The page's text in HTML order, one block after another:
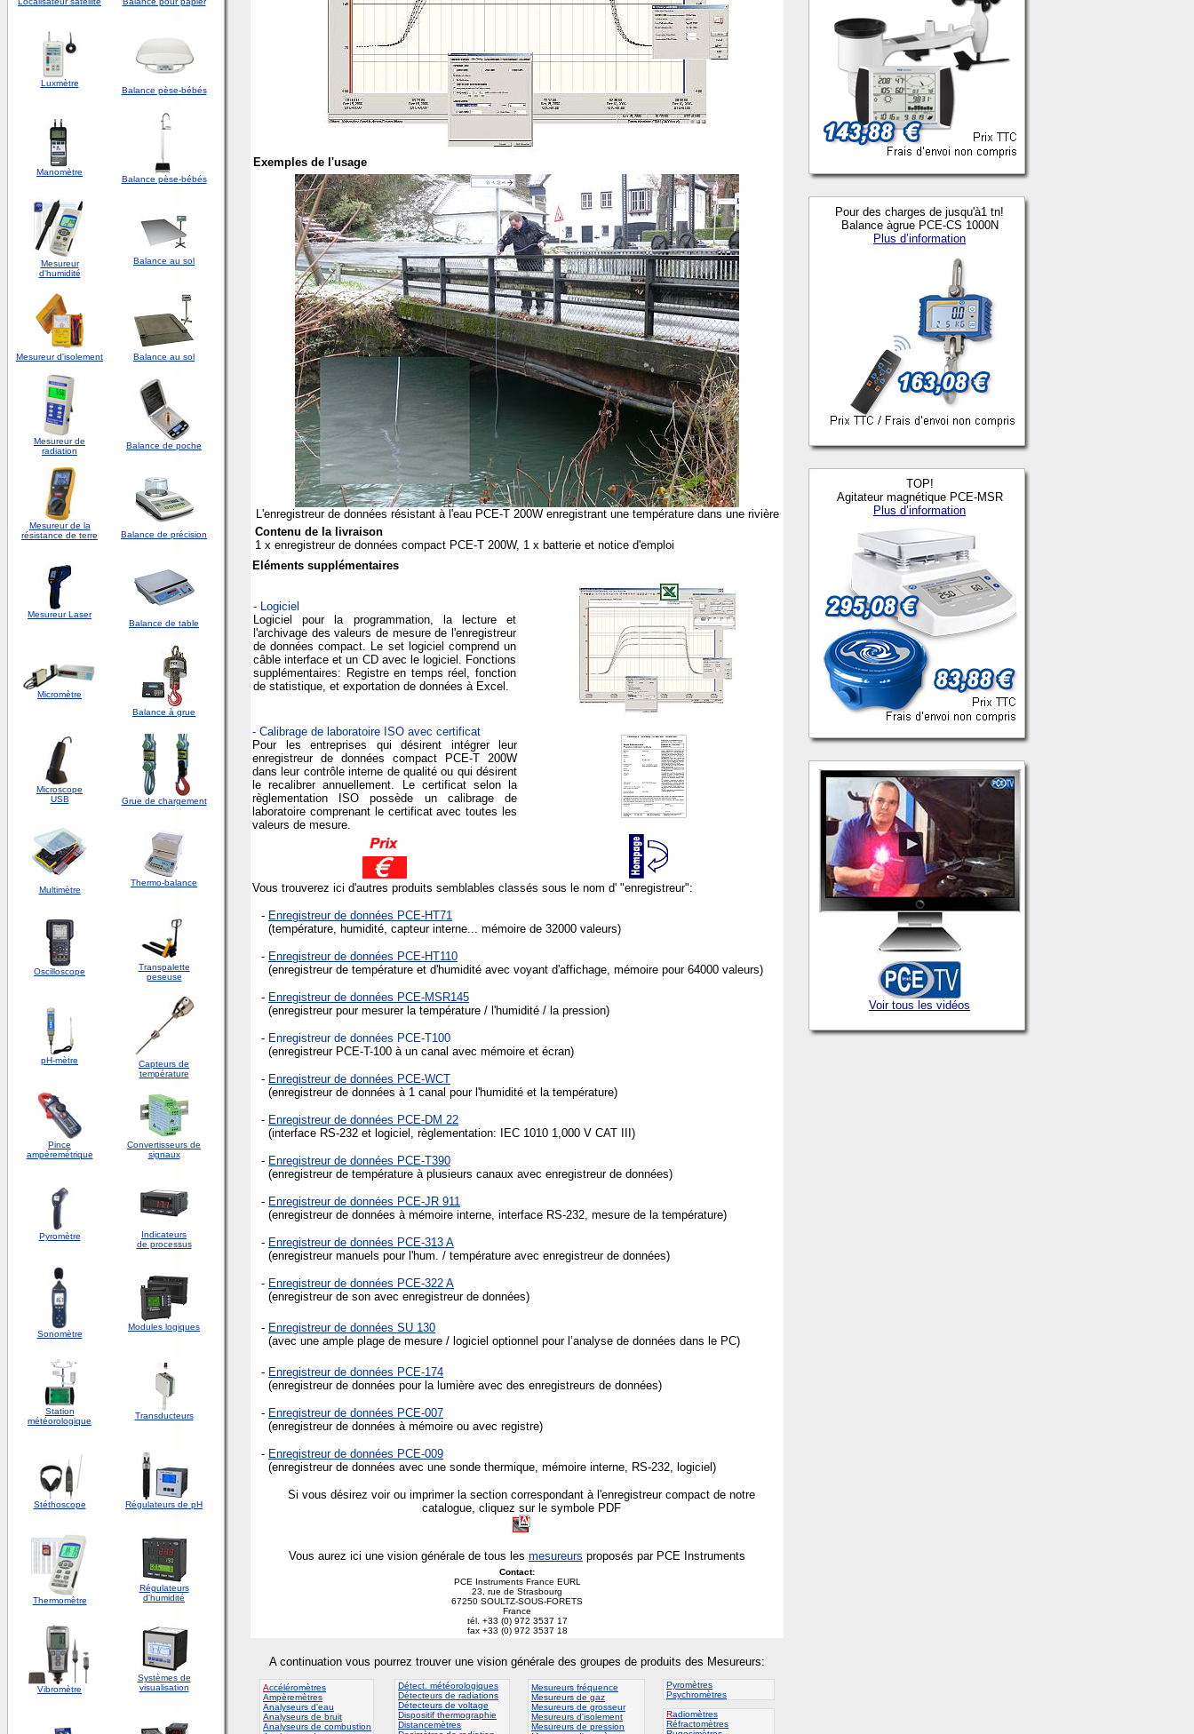
Luxmètre
Balance pèse-bébés
Manomètre
Balance pèse-bébés
Mesureur
d'humidité
Balance au sol
Mesureur d'isolement Balance au sol
Mesureur de
radiation
Balance de poche
Mesureur de la
résistance de terre
Balance de précision
Mesureur Laser
Balance de table
Micromètre
Balance à grue
Microscope
USB
Grue de chargement
Multimètre
Thermo-balance
Oscilloscope
Transpalette
peseuse
pH-mètre
Capteurs de
température
Pince
ampèremétrique
Convertisseurs de
signaux
Pyromètre
Indicateurs
de processus
Sonomètre
Modules logiques
Station
météorologique
Transducteurs
Stéthoscope Régulateurs de pH
Thermomètre
Régulateurs
d'humidité
Vibromètre
Systèmes de
visualisation
Exemples de l'usage
L'enregistreur de données résistant à l'eau PCE-T 200W enregistrant une température dans une rivière
Contenu de la livraison
1 x enregistreur de données compact PCE-T 200W, 1 x batterie et notice d'emploi
Eléments supplémentaires
- Logiciel
Logiciel pour la programmation, la lecture et
l'archivage des valeurs de mesure de l'enregistreur
de données compact. Le set logiciel comprend un
câble interface et un CD avec le logiciel. Fonctions
supplémentaires: Registre en temps réel, fonction
de statistique, et exportation de données à Excel.
- Calibrage de laboratoire ISO avec certificat
Pour les entreprises qui désirent intégrer leur
enregistreur de données compact PCE-T 200W
dans leur contrôle interne de qualité ou qui désirent
le recalibrer annuellement. Le certificat selon la
règlementation ISO possède un calibrage de
laboratoire comprenant le certificat avec toutes les
valeurs de mesure.
Vous trouverez ici d'autres produits semblables classés sous le nom d' "enregistreur":
- Enregistreur de données PCE-HT71
(température, humidité, capteur interne... mémoire de 32000 valeurs)
- Enregistreur de données PCE-HT110
(enregistreur de température et d'humidité avec voyant d'affichage, mémoire pour 64000 valeurs)
- Enregistreur de données PCE-MSR145
(enregistreur pour mesurer la température / l'humidité / la pression)
- Enregistreur de données PCE-T100
(enregistreur PCE-T-100 à un canal avec mémoire et écran)
- Enregistreur de données PCE-WCT
(enregistreur de données à 1 canal pour l'humidité et la température)
- Enregistreur de données PCE-DM 22
(interface RS-232 et logiciel, règlementation: IEC 1010 1,000 V CAT III)
- Enregistreur de données PCE-T390
(enregistreur de température à plusieurs canaux avec enregistreur de données)
- Enregistreur de données PCE-JR 911
(enregistreur de données à mémoire interne, interface RS-232, mesure de la température)
- Enregistreur de données PCE-313 A
(enregistreur manuels pour l'hum. / température avec enregistreur de données)
- Enregistreur de données PCE-322 A
(enregistreur de son avec enregistreur de données)
- Enregistreur de données SU 130
(avec une ample plage de mesure / logiciel optionnel pour l’analyse de données dans le PC)
- Enregistreur de données PCE-174
(enregistreur de données pour la lumière avec des enregistreurs de données)
- Enregistreur de données PCE-007
(enregistreur de données à mémoire ou avec registre)
- Enregistreur de données PCE-009
(enregistreur de données avec une sonde thermique, mémoire interne, RS-232, logiciel)
Si vous désirez voir ou imprimer la section correspondant à l'enregistreur compact de notre
catalogue, cliquez sur le symbole PDF
Vous aurez ici une vision générale de tous les mesureurs proposés par PCE Instruments
Contact:
PCE Instruments France EURL
23, rue de Strasbourg
67250 SOULTZ-SOUS-FORETS
France
tél. +33 (0) 972 3537 17
fax +33 (0) 972 3537 18
A continuation vous pourrez trouver une vision générale des groupes de produits des Mesureurs:
Accéléromètres
Ampèremètres
Analyseurs d'eau
Analyseurs de bruit
Analyseurs de combustion
Détect. météorologiques
Détecteurs de radiations
Détecteurs de voltage
Dispositif thermographie
Distancemètres
Mesureurs fréquence
Mesureurs de gaz
Mesureurs de grosseur
Mesureurs d'isolement
Mesureurs de pression
Pyromètres
Psychromètres
Radiomètres
Réfractomètres